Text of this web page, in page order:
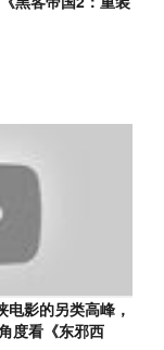
电影的另类高峰，
度看《东邪西